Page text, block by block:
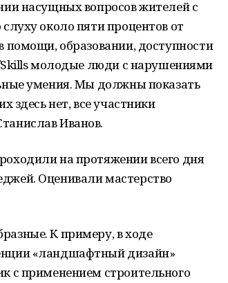
насущных вопросов жителей с
около пяти процентов от
помощи, образовании, доступности
молодые люди с нарушениями
умения. Мы должны показать
здесь нет, все участники
Иванов.
на протяжении всего дня
Оценивали мастерство
К примеру, в ходе
«ландшафтный дизайн»
с применением строительного